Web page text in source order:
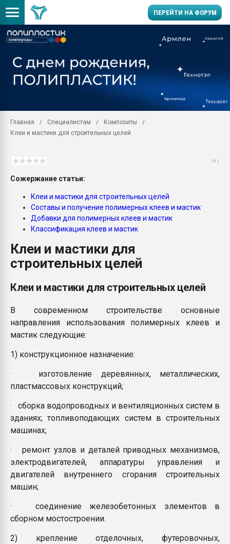
ПЕРЕЙТИ НА ФОРУМ
Вакуум-формовочные
28.07.2026
Материал поверхности
Продам отходы
Главная Специалистам
Композиты
Клеи и мастики для строительных целей
( 0 )
Сожержание статьи:
Клеи и мастики для строительных целей
Составы и получение полимерных клеев и мастик
Добавки для полимерных клеев и мастик
Классификация клеев и мастик
Клеи и мастики для
строительных целей
Клеи и мастики для строительных целей
В современном строительстве основные
направления использования полимерных клеев и
мастик следующие:
1) конструкционное назначение:
· изготовление деревянных, металлических,
пластмассовых конструкций;
· сборка водопроводных и вентиляционных систем в
зданиях; топливоподающих систем в строительных
машинах;
· ремонт узлов и деталей приводных механизмов,
электродвигателей, аппаратуры управления и
двигателей внутреннего сгорания строительных
машин;
· соединение железобетонных элементов в
сборном мостостроении.
2) крепление отделочных, футеровочных,